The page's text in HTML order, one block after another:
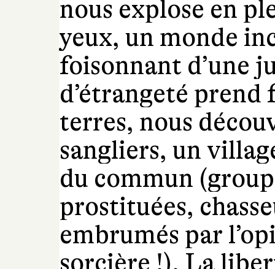
nous explose en
yeux, un monde
foisonnant d’une
d’étrangeté
terres, nous
sangliers, un
du commun
prostituées,
embrumés par
sorcière !). La